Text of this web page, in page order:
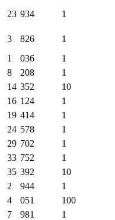
23 934 1
3 826 1
1
036 1
8
208 1
14 352 10
16 124 1
19 414 1
24 578 1
29 702 1
33 752 1
35 392 10
2
944 1
4
051 100
7
981 1